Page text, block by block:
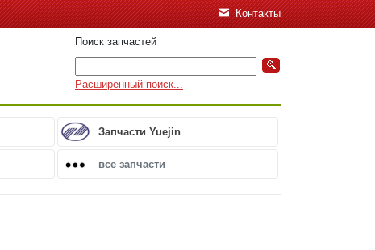
Контакты
Поиск запчастей
Расширенный поиск...
Запчасти Yuejin
все запчасти